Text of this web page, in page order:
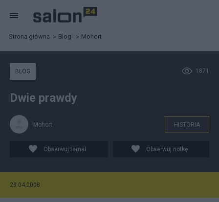
Strona główna Blogi Mohort
1871
BLOG
Dwie prawdy
Mohort HISTORIA
Obserwuj temat Obserwuj notkę
29.04.2008